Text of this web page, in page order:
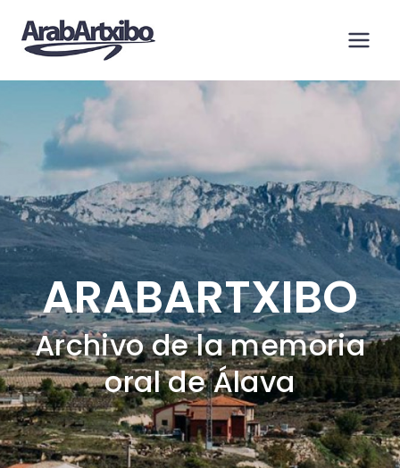
contenido
ARABARTXIBO
Archivo de la memoria
oral de Álava